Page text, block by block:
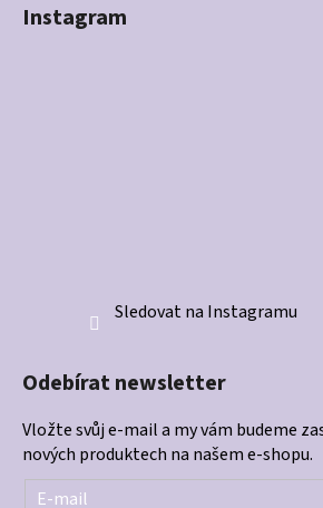
Instagram
Sledovat na Instagramu
Odebírat newsletter
Vložte svůj e-mail a my vám budeme
nových produktech na našem e-shopu.
E-mail